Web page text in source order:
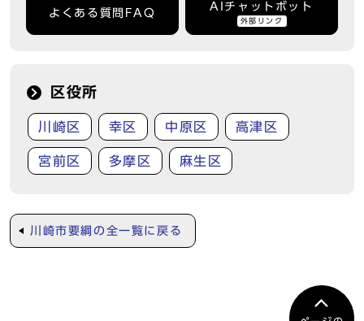
よくある質問FAQ
AIチャットボット
外部リンク
区役所
川崎区 幸区 中原区 高津区
宮前区 多摩区 麻生区
川崎市要綱の全一覧に戻る